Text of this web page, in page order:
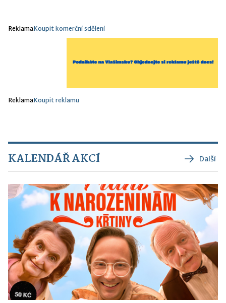
ReklamaKoupit komerční sdělení
ReklamaKoupit reklamu
KALENDÁŘ AKCÍ Další